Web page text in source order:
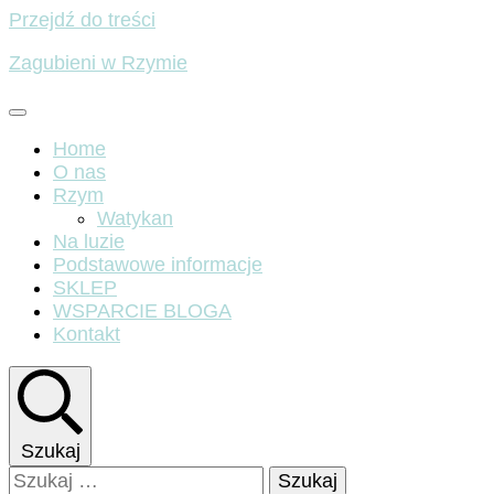
Przejdź do treści
Zagubieni w Rzymie
Home
O nas
Rzym
Watykan
Na luzie
Podstawowe informacje
SKLEP
WSPARCIE BLOGA
Kontakt
Szukaj
Szukaj: